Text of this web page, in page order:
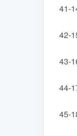
41-
42-
43-
44-
45-